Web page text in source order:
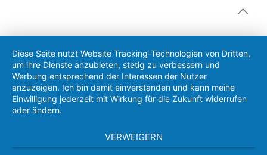
Diese Seite nutzt Website Tracking-Technologien von Dritten,
um ihre Dienste anzubieten, stetig zu verbessern und
Werbung entsprechend der Interessen der Nutzer
anzuzeigen. Ich bin damit einverstanden und kann meine
Einwilligung jederzeit mit Wirkung für die Zukunft widerrufen
oder ändern.
VERWEIGERN